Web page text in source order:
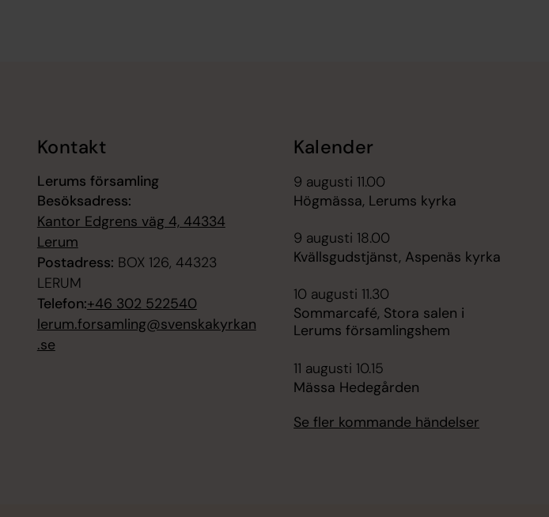
Kontakt
Lerums församling
Besöksadress:
Kantor Edgrens väg 4, 44334
Lerum
Postadress: BOX 126, 44323
LERUM
Telefon:+46 302 522540
lerum.forsamling@svenskakyrkan
.se
Kalender
9 augusti 11.00
Högmässa, Lerums kyrka
9 augusti 18.00
Kvällsgudstjänst, Aspenäs kyrka
10 augusti 11.30
Sommarcafé, Stora salen i
Lerums församlingshem
11 augusti 10.15
Mässa Hedegården
Se fler kommande händelser